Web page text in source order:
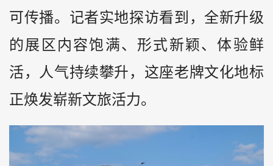
可传播。记者实地探访看到，全新升级
的展区内容饱满、形式新颖、体验鲜
活，人气持续攀升，这座老牌文化地标
正焕发崭新文旅活力。